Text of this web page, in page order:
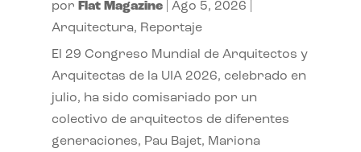
por Flat Magazine| Ago 5, 2026
Arquitectura, Reportaje
El 29 Congreso Mundial de Arquitectos y
Arquitectas de la UIA 2026, celebrado en
julio, ha sido comisariado por un
colectivo de arquitectos de diferentes
generaciones, Pau Bajet, Mariona